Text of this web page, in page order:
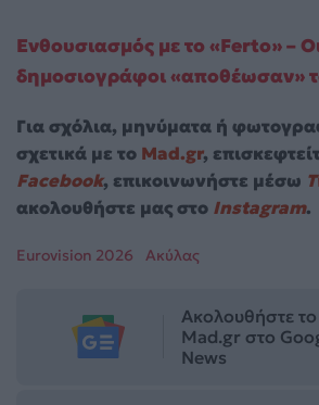
Ενθουσιασμός με το «Ferto» –
δημοσιογράφοι «αποθέωσαν»
Για σχόλια, μηνύματα ή
σχετικά με το Mad.gr,
Facebook, επικοινωνήστε μέσω
ακολουθήστε μας στο Instagram.
Eurovision 2026 Ακύλας
Ακολουθήστε το
Mad.gr στο
News